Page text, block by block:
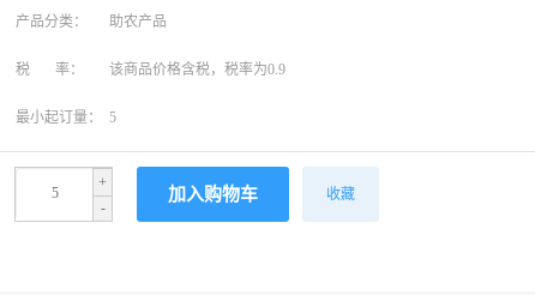
产品分类： 助农产品
税 率： 该商品价格含税，税率为0.9
最小起订量： 5
-
+
收藏